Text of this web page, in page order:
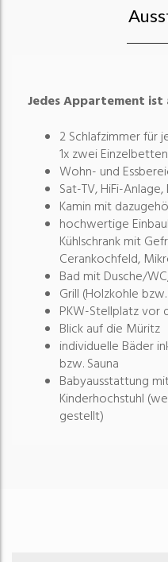
Jedes Appartement
2 Schlafzimmer für
1x zwei
Wohn- und
Sat-TV, HiFi-
Kamin mit
hochwertige
Kühlschrank mit
Cerankochfeld,
Bad mit Dusche/
Grill (Holzkohle
PKW-Stellplatz vor
Blick auf die Müritz
individuelle Bäder
bzw. Sauna
Babyausstattung
Kinderhochstuhl
gestellt)